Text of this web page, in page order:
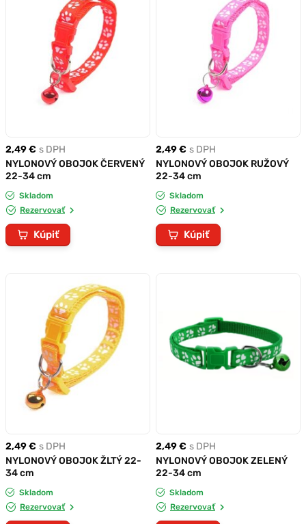
2,49 € s DPH
NYLONOVÝ OBOJOK ČERVENÝ
22-34 cm
Skladom
Rezervovať
Kúpiť
2,49 € s DPH
NYLONOVÝ OBOJOK RUŽOVÝ
22-34 cm
Skladom
Rezervovať
Kúpiť
2,49 € s DPH
NYLONOVÝ OBOJOK ŽLTÝ 22-
34 cm
Skladom
Rezervovať
2,49 € s DPH
NYLONOVÝ OBOJOK ZELENÝ
22-34 cm
Skladom
Rezervovať